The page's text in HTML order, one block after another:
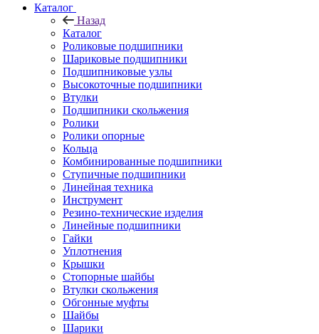
Каталог
Назад
Каталог
Роликовые подшипники
Шариковые подшипники
Подшипниковые узлы
Высокоточные подшипники
Втулки
Подшипники скольжения
Ролики
Ролики опорные
Кольца
Комбинированные подшипники
Ступичные подшипники
Линейная техника
Инструмент
Резино-технические изделия
Линейные подшипники
Гайки
Уплотнения
Крышки
Стопорные шайбы
Втулки скольжения
Обгонные муфты
Шайбы
Шарики